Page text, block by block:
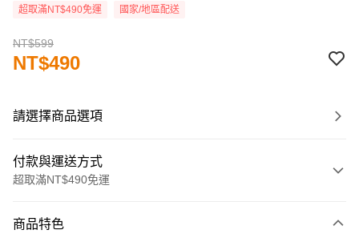
超取滿NT$490免運 國家/地區配送
NT$599
NT$490
請選擇商品選項
付款與運送方式
超取滿NT$490免運
信用卡一次付款
商品特色